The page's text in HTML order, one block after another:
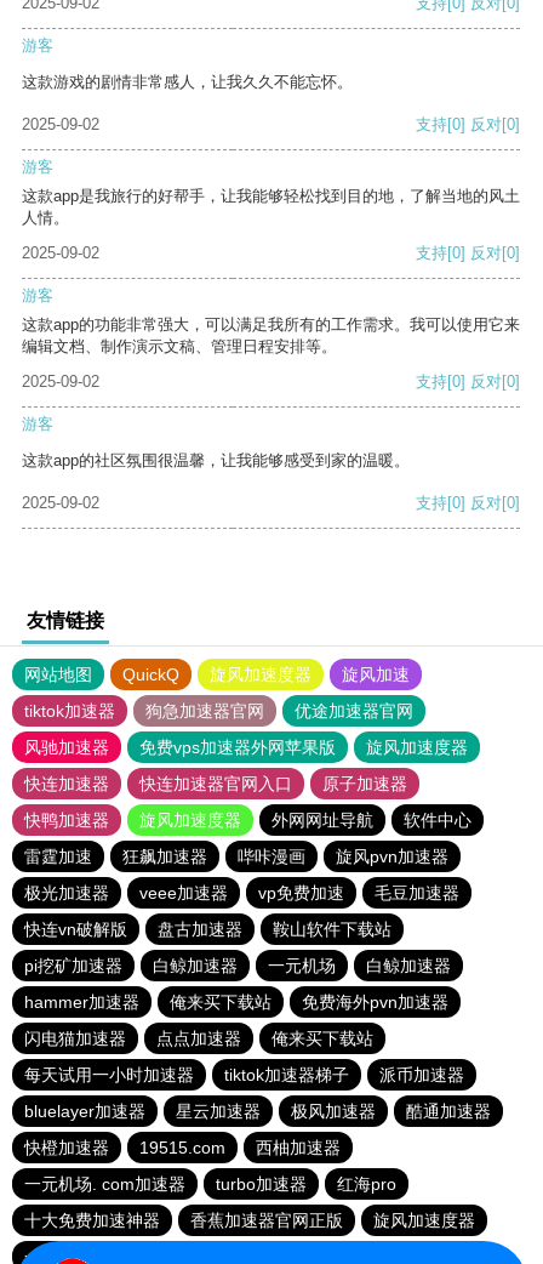
游客
这款游戏的剧情非常感人，让我久久不能忘怀。
2025-09-02 支持[0] 反对[0]
游客
这款app是我旅行的好帮手，让我能够轻松找到目的地，了解当地的风土
人情。
2025-09-02
支持[0] 反对[0]
游客
这款app的功能非常强大，可以满足我所有的工作需求。我可以使用它来
编辑文档、制作演示文稿、管理日程安排等。
2025-09-02
支持[0] 反对[0]
游客
这款app的社区氛围很温馨，让我能够感受到家的温暖。
2025-09-02 支持[0] 反对[0]
友情链接
网站地图 QuickQ 旋风加速度器
旋风加速
tiktok加速器
狗急加速器官网
优途加速器官网
风驰加速器
免费vps加速器外网苹果版
旋风加速度器
快连加速器
快连加速器官网入口
原子加速器
快鸭加速器
旋风加速度器 外网网址导航
软件中心
雷霆加速
狂飙加速器 哔咔漫画
旋风pvn加速器
极光加速器
veee加速器 vp免费加速
毛豆加速器
快连vn破解版
盘古加速器
鞍山软件下载站
pi挖矿加速器
白鲸加速器 一元机场
白鲸加速器
hammer加速器
俺来买下载站
免费海外pvn加速器
闪电猫加速器
点点加速器
俺来买下载站
每天试用一小时加速器
tiktok加速器梯子
派币加速器
bluelayer加速器
星云加速器 极风加速器
酷通加速器
快橙加速器
19515.com
西柚加速器
一元机场. com加速器
turbo加速器
红海pro
十大免费加速神器
香蕉加速器官网正版
旋风加速度器
一元机场